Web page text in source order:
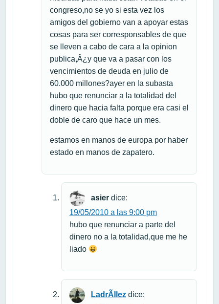
congreso,no se yo si esta vez los
amigos del gobierno van a apoyar estas
cosas para ser corresponsables de que
se lleven a cabo de cara a la opinion
publica,Â¿y que va a pasar con los
vencimientos de deuda en julio de
60.000 millones?ayer en la subasta
hubo que renunciar a la totalidad del
dinero que hacia falta porque era casi el
doble de caro que hace un mes.
estamos en manos de europa por haber
estado en manos de zapatero.
asier dice:
19/05/2010 a las 9:00 pm
hubo que renunciar a parte del
dinero no a la totalidad,que me he
liado
LadrÃ­llez dice: